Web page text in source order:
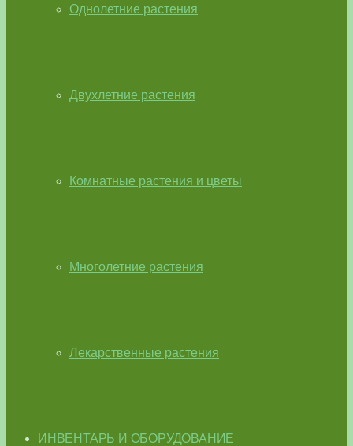
Однолетние растения
Двухлетние растения
Комнатные растения и цветы
Многолетние растения
Лекарственные растения
ИНВЕНТАРЬ И ОБОРУДОВАНИЕ